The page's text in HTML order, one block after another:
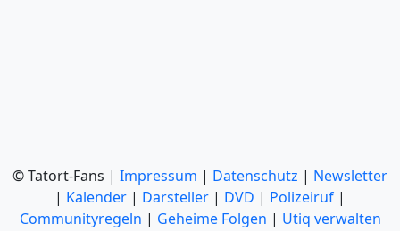
© Tatort-Fans | Impressum | Datenschutz | Newsletter
| Kalender | Darsteller | DVD | Polizeiruf |
Communityregeln | Geheime Folgen | Utiq verwalten